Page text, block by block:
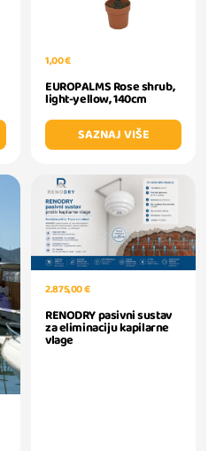
1,00 €
EUROPALMS Rose shrub,
light-yellow, 140cm
SAZNAJ VIŠE
2.875,00 €
RENODRY pasivni sustav
za eliminaciju kapilarne
vlage